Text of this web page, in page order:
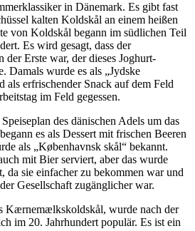
in Dänemark. Es gibt fast
kalten Koldskål an einem heißen
von Koldskål begann im südlichen Teil
Es wird gesagt, dass der
der Erste war, der dieses Joghurt-
Damals wurde es als „Jydske
als erfrischender Snack auf dem Feld
im Feld gegessen.
des dänischen Adels um das
es als Dessert mit frischen Beeren
als „Københavnsk skål“ bekannt.
mit Bier serviert, aber das wurde
da sie einfacher zu bekommen war und
Gesellschaft zugänglicher war.
Kærnemælkskoldskål, wurde nach der
im 20. Jahrhundert populär. Es ist ein